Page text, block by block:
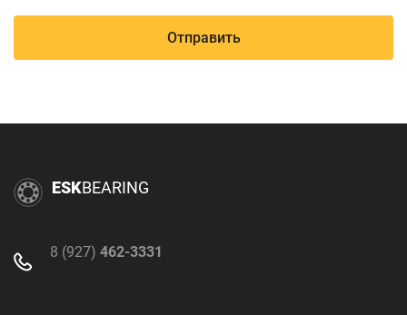
Отправить
ESKBEARING
8 (927) 462-3331